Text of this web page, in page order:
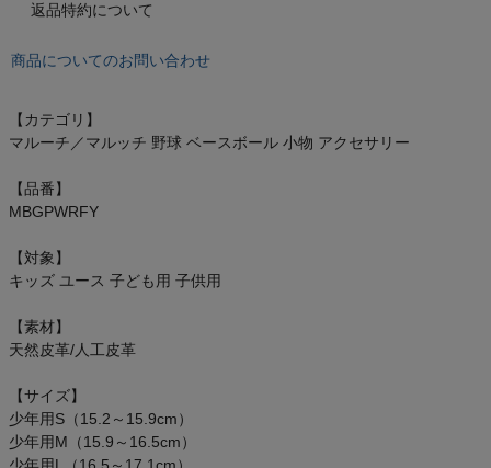
ベースボールマリオ（野球商品）
お気に入り
ご利用ガイド
クーポン一覧
プロテイン・サプリメントまとめ買い
返品特約について
商品についてのお問い合わせ
【カテゴリ】
マルーチ／マルッチ 野球 ベースボール 小物 アクセサリー
【品番】
MBGPWRFY
【対象】
キッズ ユース 子ども用 子供用
【素材】
天然皮革/人工皮革
【サイズ】
少年用S（15.2～15.9cm）
少年用M（15.9～16.5cm）